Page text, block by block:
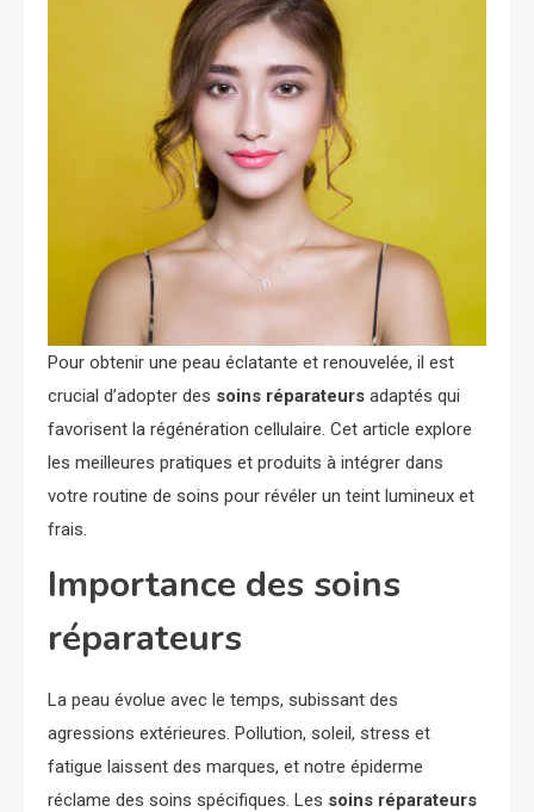
Pour obtenir une peau éclatante et renouvelée, il est
crucial d’adopter des soins réparateurs adaptés qui
favorisent la régénération cellulaire. Cet article explore
les meilleures pratiques et produits à intégrer dans
votre routine de soins pour révéler un teint lumineux et
frais.
Importance des soins
réparateurs
La peau évolue avec le temps, subissant des
agressions extérieures. Pollution, soleil, stress et
fatigue laissent des marques, et notre épiderme
réclame des soins spécifiques. Les soins réparateurs